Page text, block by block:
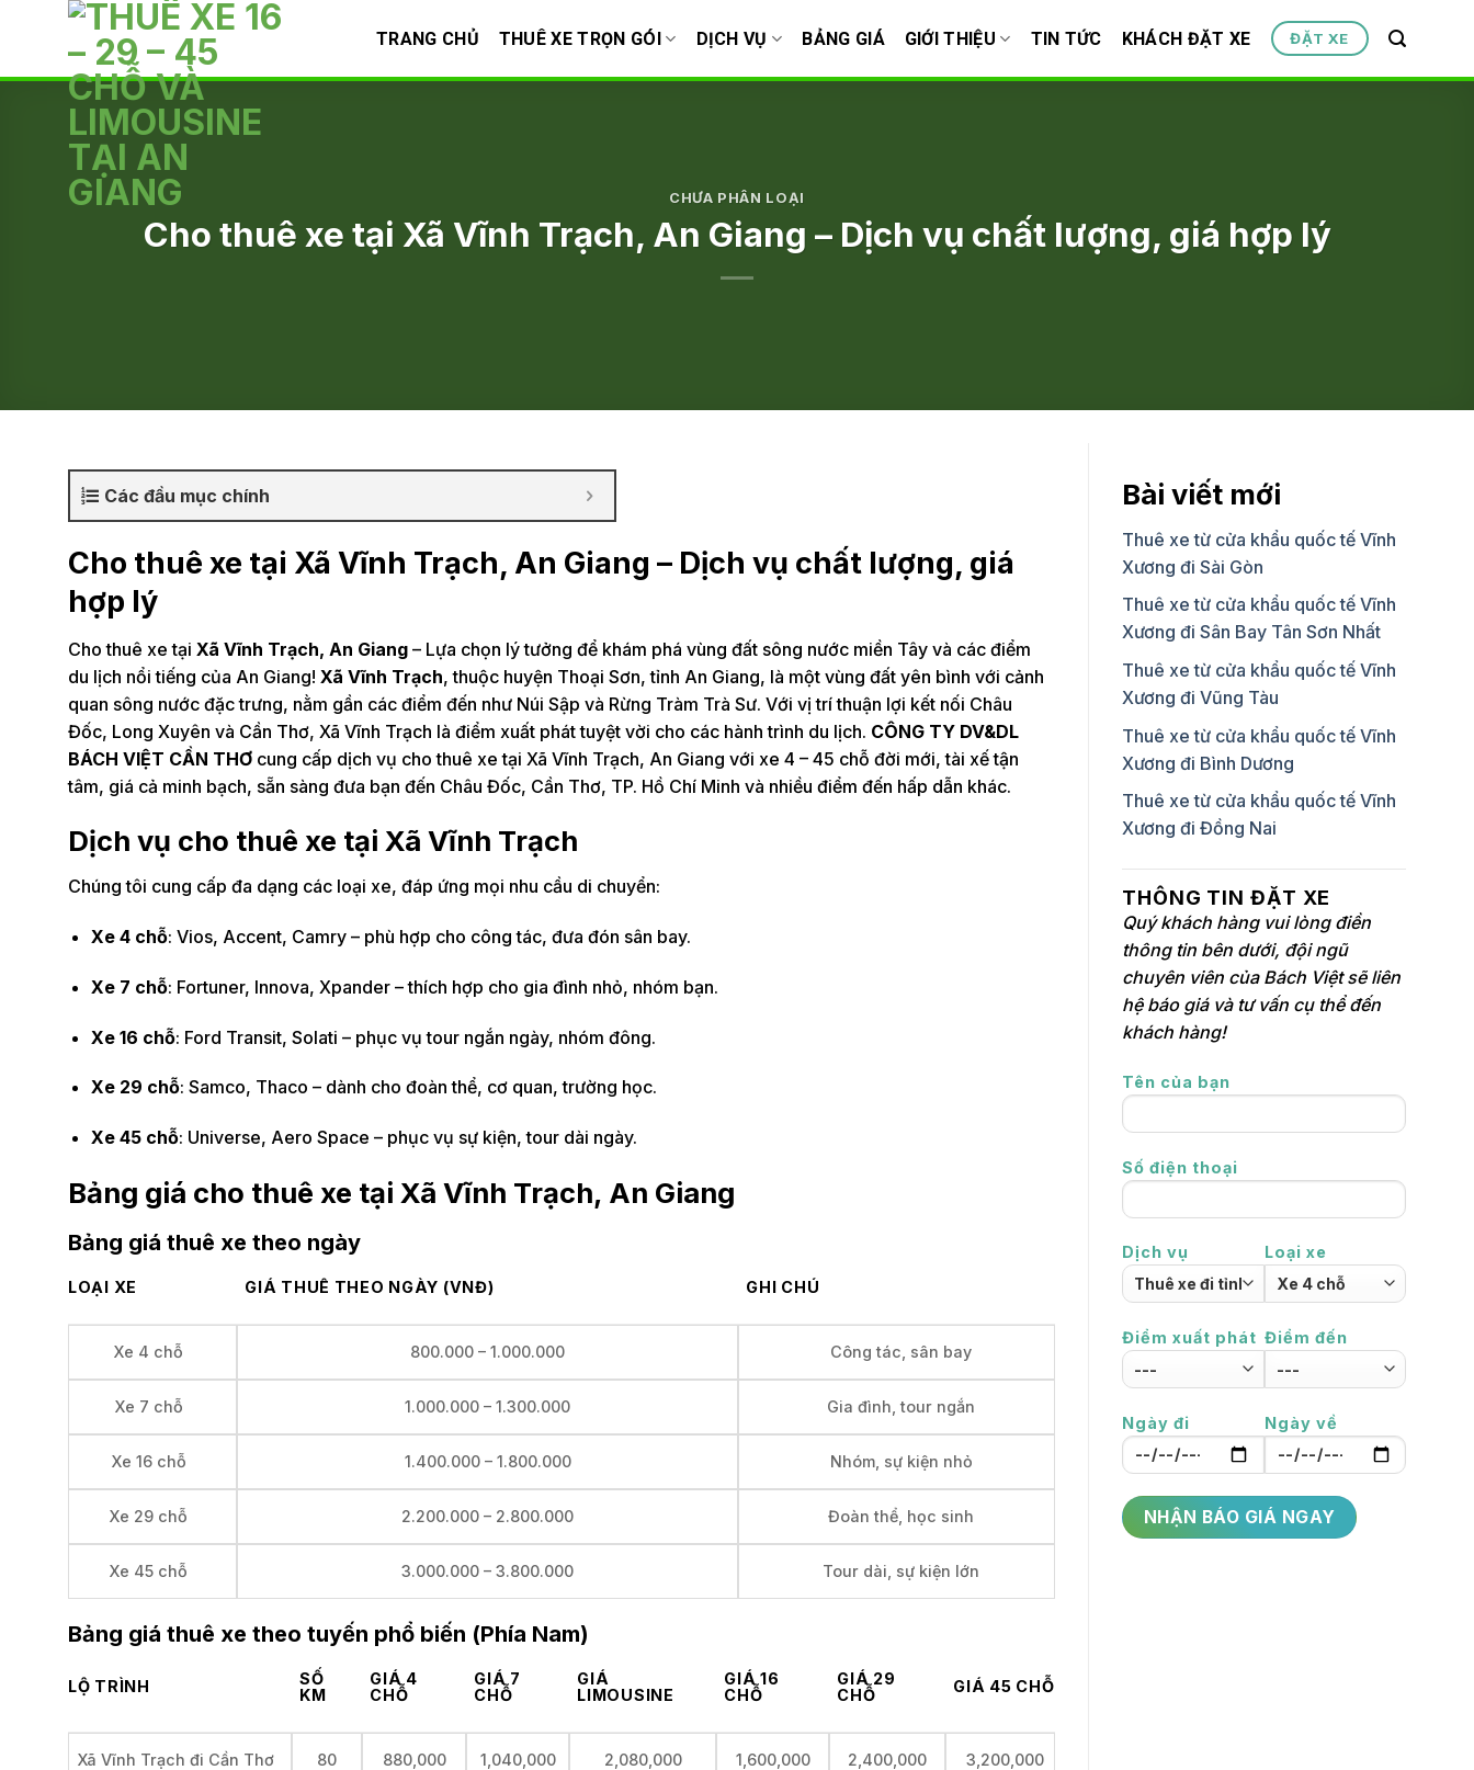
TRANG CHỦ THUÊ XE TRỌN GÓI DỊCH VỤ BẢNG GIÁ GIỚI THIỆU TIN TỨC KHÁCH ĐẶT XE ĐẶT XE
CHƯA PHÂN LOẠI
Cho thuê xe tại Xã Vĩnh Trạch, An Giang – Dịch vụ chất lượng, giá hợp lý
Các đầu mục chính
Cho thuê xe tại Xã Vĩnh Trạch, An Giang – Dịch vụ chất lượng, giá
hợp lý
Cho thuê xe tại Xã Vĩnh Trạch, An Giang – Lựa chọn lý tưởng để khám phá vùng đất sông nước miền Tây và các điểm
du lịch nổi tiếng của An Giang! Xã Vĩnh Trạch, thuộc huyện Thoại Sơn, tỉnh An Giang, là một vùng đất yên bình với cảnh
quan sông nước đặc trưng, nằm gần các điểm đến như Núi Sập và Rừng Tràm Trà Sư. Với vị trí thuận lợi kết nối Châu
Đốc, Long Xuyên và Cần Thơ, Xã Vĩnh Trạch là điểm xuất phát tuyệt vời cho các hành trình du lịch. CÔNG TY DV&DL
BÁCH VIỆT CẦN THƠ cung cấp dịch vụ cho thuê xe tại Xã Vĩnh Trạch, An Giang với xe 4 – 45 chỗ đời mới, tài xế tận
tâm, giá cả minh bạch, sẵn sàng đưa bạn đến Châu Đốc, Cần Thơ, TP. Hồ Chí Minh và nhiều điểm đến hấp dẫn khác.
Dịch vụ cho thuê xe tại Xã Vĩnh Trạch
Chúng tôi cung cấp đa dạng các loại xe, đáp ứng mọi nhu cầu di chuyển:
Xe 4 chỗ: Vios, Accent, Camry – phù hợp cho công tác, đưa đón sân bay.
Xe 7 chỗ: Fortuner, Innova, Xpander – thích hợp cho gia đình nhỏ, nhóm bạn.
Xe 16 chỗ: Ford Transit, Solati – phục vụ tour ngắn ngày, nhóm đông.
Xe 29 chỗ: Samco, Thaco – dành cho đoàn thể, cơ quan, trường học.
Xe 45 chỗ: Universe, Aero Space – phục vụ sự kiện, tour dài ngày.
Bảng giá cho thuê xe tại Xã Vĩnh Trạch, An Giang
Bảng giá thuê xe theo ngày
LOẠI XE GIÁ THUÊ THEO NGÀY (VNĐ) GHI CHÚ
Xe 4 chỗ 800.000 – 1.000.000 Công tác, sân bay
Xe 7 chỗ 1.000.000 – 1.300.000 Gia đình, tour ngắn
Xe 16 chỗ 1.400.000 – 1.800.000 Nhóm, sự kiện nhỏ
Xe 29 chỗ 2.200.000 – 2.800.000 Đoàn thể, học sinh
Xe 45 chỗ 3.000.000 – 3.800.000 Tour dài, sự kiện lớn
Bảng giá thuê xe theo tuyến phổ biến (Phía Nam)
LỘ TRÌNH
SỐ
KM
GIÁ 4
CHỖ
GIÁ 7
CHỖ
GIÁ
LIMOUSINE
GIÁ 16
CHỖ
GIÁ 29
CHỖ
GIÁ 45 CHỖ
Xã Vĩnh Trạch đi Cần Thơ 80 880,000 1,040,000 2,080,000 1,600,000 2,400,000 3,200,000
Bài viết mới
Thuê xe từ cửa khẩu quốc tế Vĩnh
Xương đi Sài Gòn
Thuê xe từ cửa khẩu quốc tế Vĩnh
Xương đi Sân Bay Tân Sơn Nhất
Thuê xe từ cửa khẩu quốc tế Vĩnh
Xương đi Vũng Tàu
Thuê xe từ cửa khẩu quốc tế Vĩnh
Xương đi Bình Dương
Thuê xe từ cửa khẩu quốc tế Vĩnh
Xương đi Đồng Nai
THÔNG TIN ĐẶT XE
Quý khách hàng vui lòng điền
thông tin bên dưới, đội ngũ
chuyên viên của Bách Việt sẽ liên
hệ báo giá và tư vấn cụ thể đến
khách hàng!
Tên của bạn
Số điện thoại
Dịch vụ Loại xe
Điểm xuất phát Điểm đến
Ngày đi Ngày về